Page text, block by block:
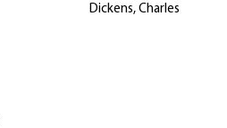
Dickens, Charles